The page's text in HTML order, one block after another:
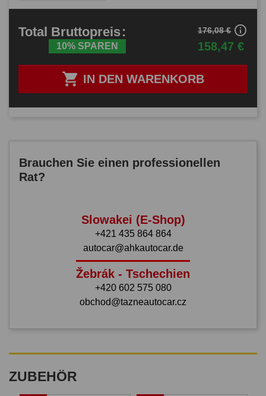
 IN DEN WARENKORB
Total Bruttopreis:
10% SPAREN 158,47 €
176,08 € info_outline
Brauchen Sie einen professionellen
Rat?
Slowakei (E-Shop)
+421 435 864 864
autocar@ahkautocar.de
Žebrák - Tschechien
+420 602 575 080
obchod@tazneautocar.cz
ZUBEHÖR